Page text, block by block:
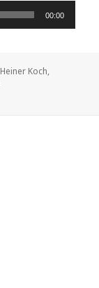
00:00
Schlagwörter
Heiner Koch,